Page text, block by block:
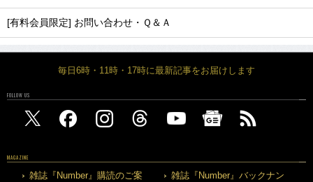
[有料会員限定] お問い合わせ・Ｑ＆Ａ
毎日6時・11時・17時に最新記事をお届けします
FOLLOW US
MAGAZINE
雑誌『Number』購読のご案
雑誌『Number』バックナン